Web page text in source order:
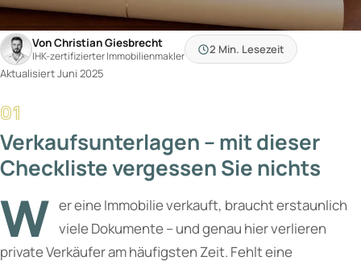
Von Christian Giesbrecht
IHK-zertifizierter Immobilienmakler 2 Min. Lesezeit
Aktualisiert Juni 2025
Verkaufsunterlagen – mit dieser
Checkliste vergessen Sie nichts
W er eine Immobilie verkauft, braucht erstaunlich
viele Dokumente – und genau hier verlieren
private Verkäufer am häufigsten Zeit. Fehlt eine